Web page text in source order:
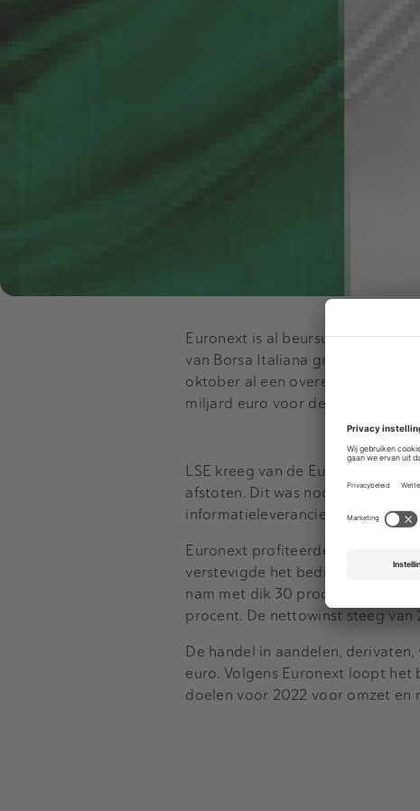
Euronext is al beursuitbater van
van Borsa Italiana groeit
oktober al een overeenkomst
miljard euro voor de beursuitbater
LSE kreeg van de Europese
afstoten. Dit was nodig om
informatieleverancier Refinitiv.
Euronext profiteerde het
verstevigde het bedrijf zijn
nam met dik 30 procent toe tot
procent. De nettowinst steeg
De handel in aandelen,
euro. Volgens Euronext loopt
doelen voor 2022 voor omzet en